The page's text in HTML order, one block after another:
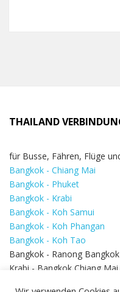
THAILAND
für Busse, Fähren, Flüge
Bangkok - Chiang Mai
Bangkok - Phuket
Bangkok - Krabi
Bangkok - Koh Samui
Bangkok - Koh Phangan
Bangkok - Koh Tao
Bangkok - Ranong
Krabi - Bangkok Chiang